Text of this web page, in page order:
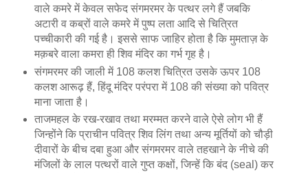
वाले कमरे में केवल सफेद संगमरमर के पत्थर लगे हैं जबकि
अटारी व कब्रों वाले कमरे में पुष्प लता आदि से चित्रित
पच्चीकारी की गई है। इससे साफ जाहिर होता है कि मुमताज़ के
मक़बरे वाला कमरा ही शिव मंदिर का गर्भ गृह है।
संगमरमर की जाली में 108 कलश चित्रित उसके ऊपर 108
कलश आरूढ़ हैं, हिंदू मंदिर परंपरा में 108 की संख्या को पवित्र
माना जाता है।
ताजमहल के रख-रखाव तथा मरम्मत करने वाले ऐसे लोग भी हैं
जिन्होंने कि प्राचीन पवित्र शिव लिंग तथा अन्य मूर्तियों को चौड़ी
दीवारों के बीच दबा हुआ और संगमरमर वाले तहखाने के नीचे की
मंजिलों के लाल पत्थरों वाले गुप्त कक्षों, जिन्हें कि बंद (seal) कर